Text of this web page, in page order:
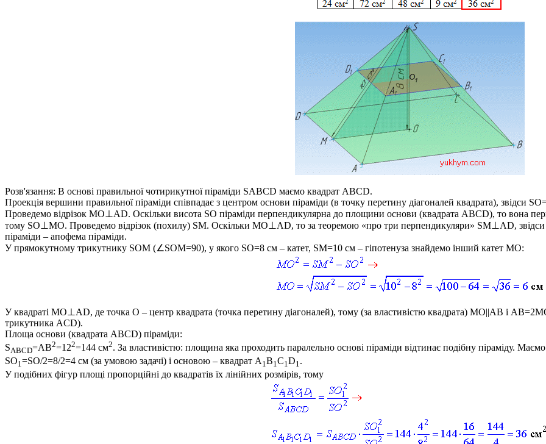
Розв'язання: В основі правильної чотирикутної піраміди SABCD маємо квадрат ABCD.
Проекція вершини правильної піраміди співпадає з центром основи піраміди (в точку перетину діагоналей квадрата), звідси
Проведемо відрізок MO⊥AD. Оскільки висота SO піраміди перпендикулярна до площини основи (квадрата ABCD), то вона
тому SO⊥MO. Проведемо відрізок (похилу) SM. Оскільки MO⊥AD, то за теоремою «про три перпендикуляри» SM⊥AD, звідси
піраміди – апофема піраміди.
У прямокутному трикутнику SOM (∠SOM=90), у якого SO=8 см – катет, SM=10 см – гіпотенуза знайдемо інший катет MO:
У квадраті MO⊥AD, де точка O – центр квадрата (точка перетину діагоналей), тому (за властивістю квадрата) MO||AB і
трикутника ACD).
Площа основи (квадрата ABCD) піраміди:
SABCD=AB2=122=144 см2. За властивістю: площина яка проходить паралельно основі піраміди відтинає подібну піраміду.
SO1=SO/2=8/2=4 см (за умовою задачі) і основою – квадрат A 1B1C1D1.
У подібних фігур площі пропорційні до квадратів їх лінійних розмірів, тому